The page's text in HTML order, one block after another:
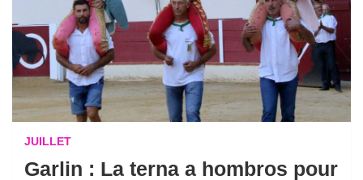
JUILLET
Garlin : La terna a hombros pour